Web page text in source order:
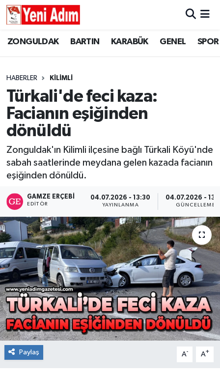
ZONGULDAK BARTIN KARABÜK GENEL SPOR
HABERLER KİLİMLİ
Türkali'de feci kaza:
Facianın eşiğinden
dönüldü
Zonguldak'ın Kilimli ilçesine bağlı Türkali Köyü'nde
sabah saatlerinde meydana gelen kazada facianın
eşiğinden dönüldü.
GAMZE ERÇEBI
EDITÖR
04.07.2026 - 13:30
YAYINLANMA
04.07.2026 -
GÜNCELLEME
Paylaş A- A+
ZONGULDAK
ASAYİŞ
GÜNCEL
SİYASET
RESMİ İLAN
ZONGULDAK
KARABÜK
GENEL
SPOR
SİYASET
RESMİ İLAN
Künye
Zonguldak Hava Durumu
Süper Lig Puan Durumu ve Fikstür
Tüm Manşetler
Son Dakika Haberleri
Haber Arşivi